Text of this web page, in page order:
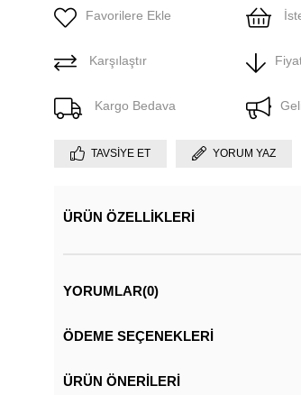
Favorilere Ekle
Karşılaştır
Kargo Bedava
TAVSIYE ET YORUM YAZ
ÜRÜN ÖZELLIKLERI
YORUMLAR(0)
ÖDEME SEÇENEKLERI
ÜRÜN ÖNERILERI